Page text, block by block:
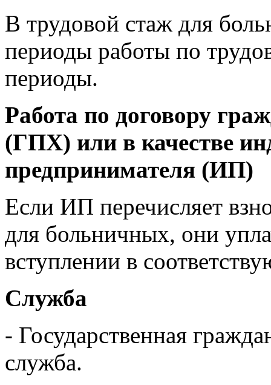
В трудовой стаж для
периоды работы по
периоды.
Работа по договору
(ГПХ) или в качестве
предпринимателя (ИП)
Если ИП перечисляет
для больничных, они
вступлении в
Служба
- Государственная
служба.